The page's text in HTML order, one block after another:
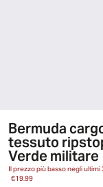
Bermuda
tessuto
Verde militare
Il prezzo più basso negli
€19.99